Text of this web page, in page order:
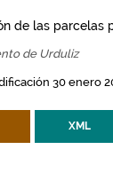
de las parcelas
de Urduliz
30 enero
XML